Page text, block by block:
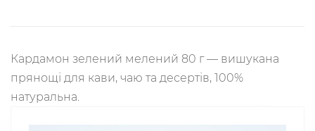
Кардамон зелений мелений 80 г — вишукана
прянощі для кави, чаю та десертів, 100%
натуральна.